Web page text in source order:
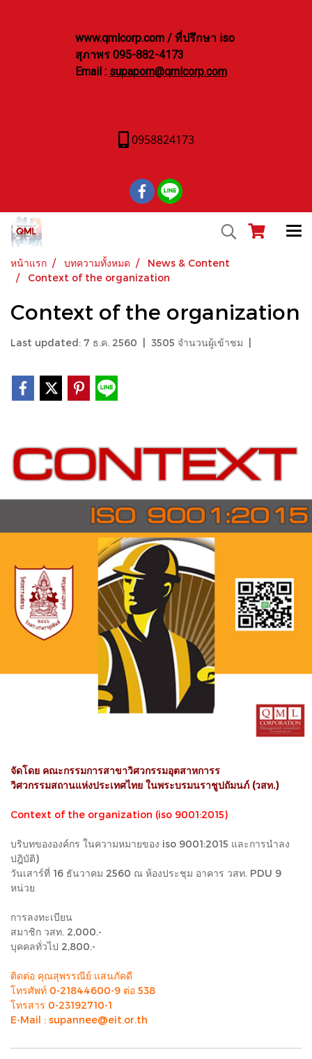
www.qmlcorp.com / ที่ปรึกษา iso
สุภาพร 095-882-4173
Email : supaporn@qmlcorp.com
0958824173
หน้าแรก บทความทั้งหมด
News & Content
Context of the organization
Context of the organization
Last updated: 7 ธ.ค. 2560 3505 จำนวนผู้เข้าชม
จัดโดย คณะกรรมการสาขาวิศวกรรมอุตสาหการร
วิศวกรรมสถานแห่งประเทศไทย ในพระบรมนราชูปถัมนภ์ (วสท.)
Context of the organization (iso 9001:2015)
บริบทขององค์กร ในความหมายของ iso 9001:2015 และการนำลง
ปฎิบัติ)
วันเสาร์ที่ 16 ธันวาคม 2560 ณ ห้องประชุม อาคาร วสท. PDU 9
หน่วย
การลงทะเบียน
สมาชิก วสท. 2,000.-
บุคคลทั่วไป 2,800.-
ติดต่อ คุณสุพรรณีย์ แสนภัคดี
โทรศัพท์ 0-21844600-9 ต่อ 538
โทรสาร 0-23192710-1
E-Mail : supannee@eit.or.th